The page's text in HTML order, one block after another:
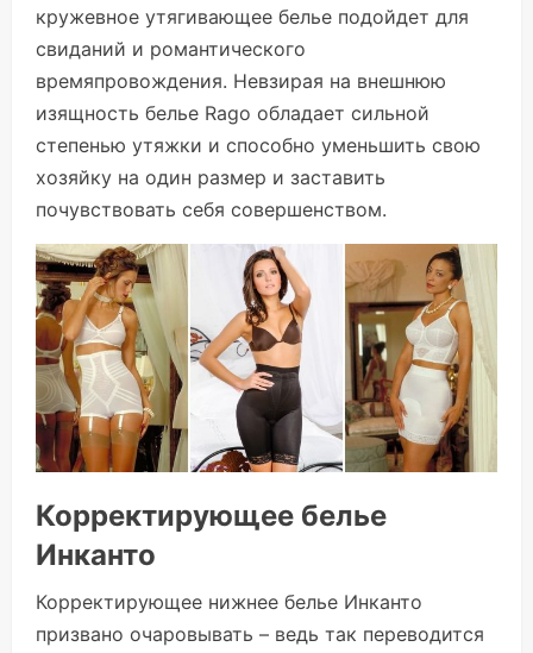
кружевное утягивающее белье подойдет для
свиданий и романтического
времяпровождения. Невзирая на внешнюю
изящность белье Rago обладает сильной
степенью утяжки и способно уменьшить свою
хозяйку на один размер и заставить
почувствовать себя совершенством.
Корректирующее белье
Инканто
Корректирующее нижнее белье Инканто
призвано очаровывать – ведь так переводится